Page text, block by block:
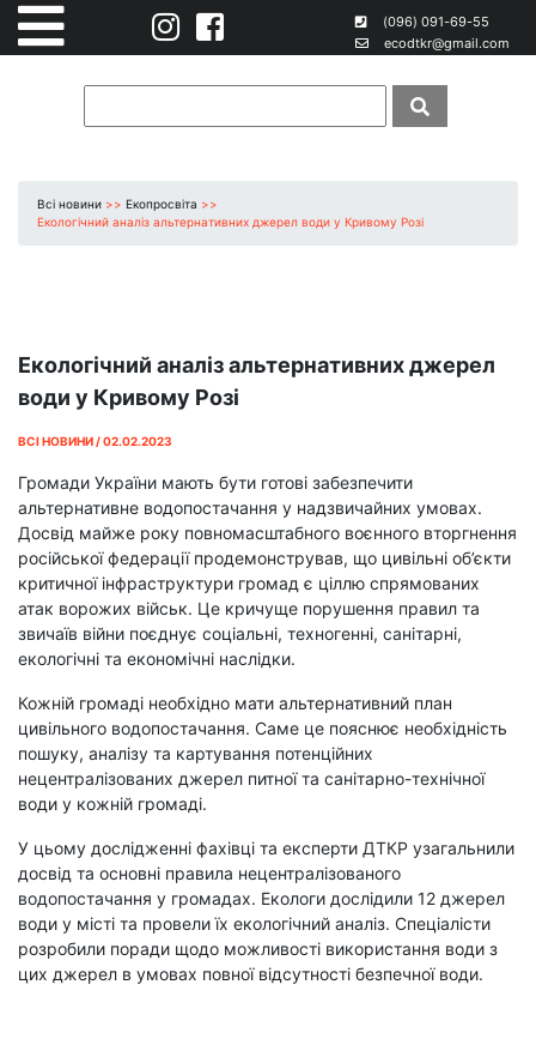
(096) 091-69-55
ecodtkr@gmail.com
Всі новини >> Екопросвіта >>
Екологічний аналіз альтернативних джерел води у Кривому Розі
Екологічний аналіз альтернативних джерел
води у Кривому Розі
ВСІ НОВИНИ / 02.02.2023
Громади України мають бути готові забезпечити
альтернативне водопостачання у надзвичайних умовах.
Досвід майже року повномасштабного воєнного вторгнення
російської федерації продемонстрував, що цивільні об’єкти
критичної інфраструктури громад є ціллю спрямованих
атак ворожих військ. Це кричуще порушення правил та
звичаїв війни поєднує соціальні, техногенні, санітарні,
екологічні та економічні наслідки.
Кожній громаді необхідно мати альтернативний план
цивільного водопостачання. Саме це пояснює необхідність
пошуку, аналізу та картування потенційних
нецентралізованих джерел питної та санітарно-технічної
води у кожній громаді.
У цьому дослідженні фахівці та експерти ДТКР узагальнили
досвід та основні правила нецентралізованого
водопостачання у громадах. Екологи дослідили 12 джерел
води у місті та провели їх екологічний аналіз. Спеціалісти
розробили поради щодо можливості використання води з
цих джерел в умовах повної відсутності безпечної води.